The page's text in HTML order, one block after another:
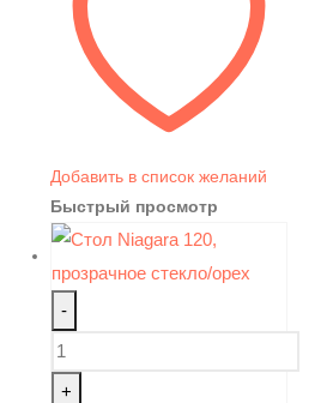
Добавить в список желаний
Быстрый просмотр
-
+